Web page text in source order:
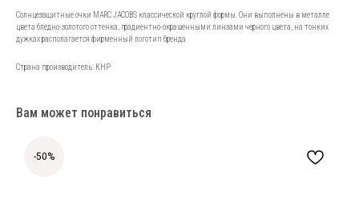
Солнцезащитные очки MARC JACOBS классической круглой формы. Они выполнены в металле
цвета бледно-золотого оттенка, градиентно-окрашенными линзами черного цвета, на тонких
дужках располагается фирменный логотип бренда.
Страна производитель: КНР
Вам может понравиться
-50%